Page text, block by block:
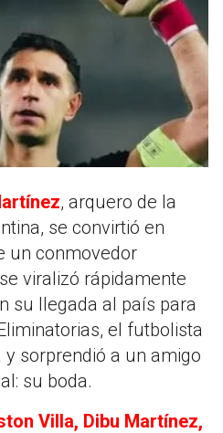
, arquero de la
se convirtió en
un conmovedor
viralizó rápidamente
su llegada al país para
el futbolista
sorprendió a un amigo
su boda.
Villa, Dibu Martínez,